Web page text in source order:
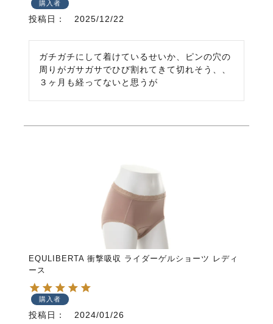
購入者
投稿日 2025/12/22
ガチガチにして着けているせいか、ピンの穴の
周りがガサガサでひび割れてきて切れそう、、
３ヶ月も経ってないと思うが
EQULIBERTA 衝撃吸収 ライダーゲルショーツ レディ
ース
購入者
投稿日 2024/01/26